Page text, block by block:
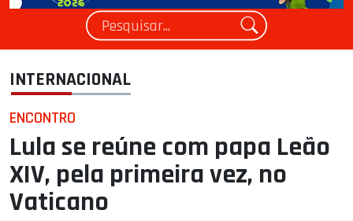
INTERNACIONAL
ENCONTRO
Lula se reúne com papa Leão
XIV, pela primeira vez, no
Vaticano